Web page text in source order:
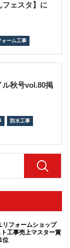
ェスタ】に
ォーム工事
ル秋号vol.80掲
防水工事
リフォームショップ
工事売上マスター賞
位